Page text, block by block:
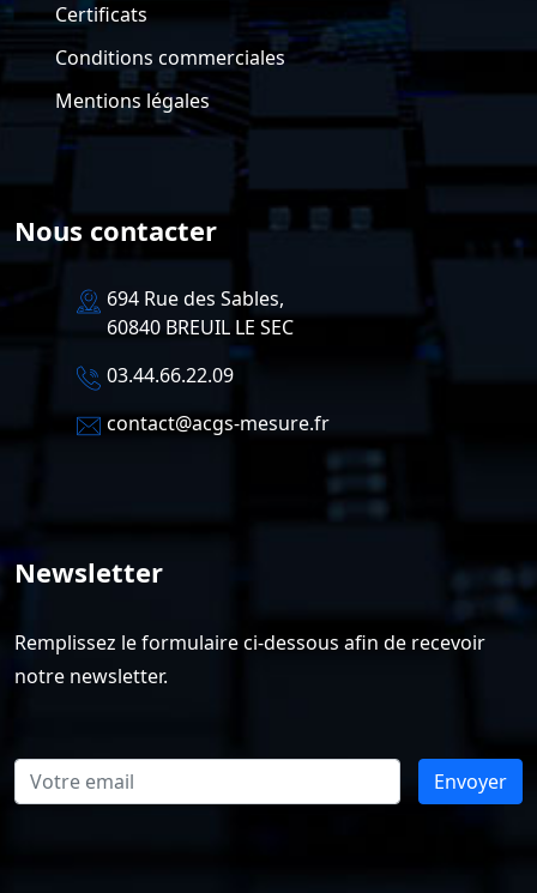
Certificats
Conditions commerciales
Mentions légales
Nous contacter
694 Rue des Sables,
60840 BREUIL LE SEC
03.44.66.22.09
contact@acgs-mesure.fr
Newsletter
Remplissez le formulaire ci-dessous afin de recevoir
notre newsletter.
Envoyer